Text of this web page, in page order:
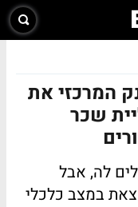
המרכזי את
שכר
לה, אבל
במצב כלכלי